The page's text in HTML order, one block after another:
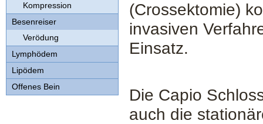
Kompression
Besenreiser
Verödung
Lymphödem
Lipödem
Offenes Bein
(Crossektomie)
invasiven
Einsatz.
Die Capio
auch die